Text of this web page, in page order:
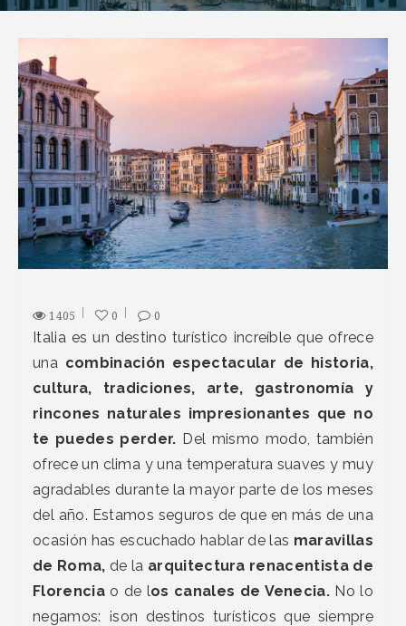
1405 0 0
Italia es un destino turístico increíble que ofrece
una combinación espectacular de historia,
cultura, tradiciones, arte, gastronomía y
rincones naturales impresionantes que no
te puedes perder. Del mismo modo, también
ofrece un clima y una temperatura suaves y muy
agradables durante la mayor parte de los meses
del año. Estamos seguros de que en más de una
ocasión has escuchado hablar de las maravillas
de Roma, de la arquitectura renacentista de
Florenciao de los canales de Venecia. No lo
negamos: ¡son destinos turísticos que siempre